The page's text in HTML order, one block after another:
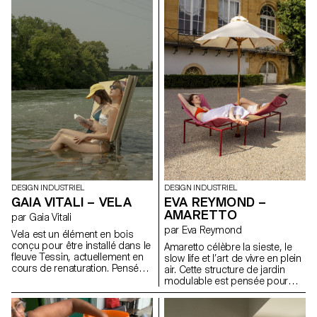
pression, l’eau s’écoule. L’eau
non consommée est
récupérée dans une gamelle en
contrebas pour permettre à
son petit compagnon de
s’hydrater. Lorsque l’utilisateur
retire son pied, l’eau s’arrête et
la gamelle se vide lentement,
évitant les flaques stagnantes et
les débordements. Réalisée en
fonte, un matériau durable et
résistant aux intempéries, Paco
s’intègre à l’espace public tout
en renforçant le lien avec son
animal de compagnie.
ce qui se trouve sous la
surface. Il s’agit d’un
changement de regard sur la
nature, mais cette fois-ci au
sens littéral, grâce à des
instruments de vision destinés
à aider les curieux et curieuses
de la faune et de la flore. Nous
avons donc ici une longue-vue,
une loupe et un aquascope, qui
veulent jouer avec la physique
optique tout en illustrant ses
propriétés dans une démarche
pédagogique.
DESIGN INDUSTRIEL
GAIA VITALI – VELA
par Gaia Vitali
Vela est un élément en bois
conçu pour être installé dans le
fleuve Tessin, actuellement en
cours de renaturation. Pensé
baignade, Vela invite les
personnes à entrer dans l’eau
et à profiter du fleuve pendant
DESIGN INDUSTRIEL
EVA REYMOND –
AMARETTO
par Eva Reymond
Amaretto célèbre la sieste, le
slow life et l’art de vivre en plein
air. Cette structure de jardin
modulable est pensée pour
créer des moments de repos
Composée de trois parties, elle